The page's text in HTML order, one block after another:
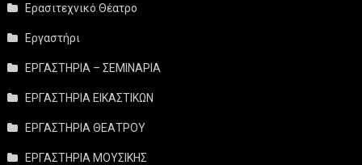
Ερασιτεχνικό Θέατρο
Εργαστήρι
ΕΡΓΑΣΤΗΡΙΑ – ΣΕΜΙΝΑΡΙΑ
ΕΡΓΑΣΤΗΡΙΑ ΕΙΚΑΣΤΙΚΩΝ
ΕΡΓΑΣΤΗΡΙΑ ΘΕΑΤΡΟΥ
ΕΡΓΑΣΤΗΡΙΑ ΜΟΥΣΙΚΗΣ